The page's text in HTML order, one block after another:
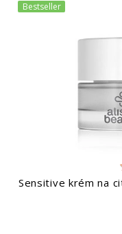
Bestseller
Sensitive krém na